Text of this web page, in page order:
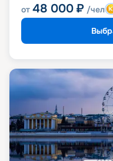
от 48 000 ₽ /чел